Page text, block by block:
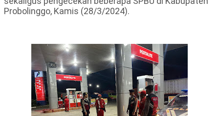
Probolinggo, Kamis (28/3/2024).